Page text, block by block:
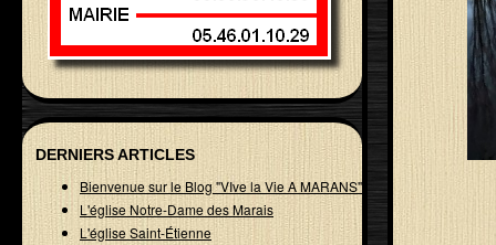
DERNIERS ARTICLES
Bienvenue sur le Blog "VIve la Vie A MARANS"
L'église Notre-Dame des Marais
L'église Saint-Étienne